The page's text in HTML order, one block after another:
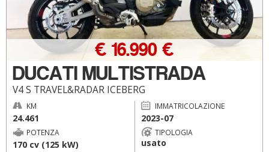
DUCATI MULTISTRADA
V4 S TRAVEL&RADAR ICEBERG
€ 16.990 €
KM
24.461
IMMATRICOLAZIONE
2023-07
POTENZA
170 cv (125 kW)
TIPOLOGIA
usato